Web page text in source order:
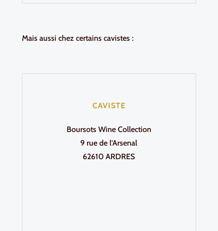
Mais aussi chez certains cavistes :
CAVISTE
Boursots Wine Collection
9 rue de l’Arsenal
62610 ARDRES